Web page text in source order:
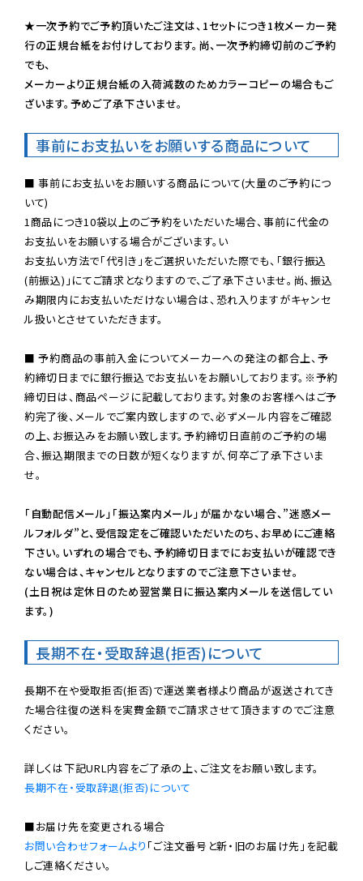
★一次予約でご予約頂いたご注文は、1セットにつき1枚メーカー発
行の正規台紙をお付けしております。尚、一次予約締切前のご予約
でも、
メーカーより正規台紙の入荷減数のためカラーコピーの場合もご
ざいます。予めご了承下さいませ。
事前にお支払いをお願いする商品について
■ 事前にお支払いをお願いする商品について(大量のご予約につ
いて)
1商品につき10袋以上のご予約をいただいた場合、事前に代金の
お支払いをお願いする場合がございます。い
お支払い方法で「代引き」をご選択いただいた際でも、「銀行振込
(前振込)」にてご請求となりますので、ご了承下さいませ。尚、振込
み期限内にお支払いただけない場合は、恐れ入りますがキャンセ
ル扱いとさせていただきます。
■ 予約商品の事前入金についてメーカーへの発注の都合上、予
約締切日までに銀行振込でお支払いをお願いしております。※予約
締切日は、商品ページに記載しております。対象のお客様へはご予
約完了後、メールでご案内致しますので、必ずメール内容をご確認
の上、お振込みをお願い致します。予約締切日直前のご予約の場
合、振込期限までの日数が短くなりますが、何卒ご了承下さいま
せ。
「自動配信メール」「振込案内メール」が届かない場合、”迷惑メー
ルフォルダ”と、受信設定をご確認いただいたのち、お早めにご連絡
下さい。いずれの場合でも、予約締切日までにお支払いが確認でき
ない場合は、キャンセルとなりますのでご注意下さいませ。
(土日祝は定休日のため翌営業日に振込案内メールを送信してい
ます。)
長期不在・受取辞退(拒否)について
長期不在や受取拒否(拒否)で運送業者様より商品が返送されてき
た場合往復の送料を実費金額でご請求させて頂きますのでご注意
ください。
長期不在・受取辞退(拒否)について
お問い合わせフォームより 「ご注文番号と新・旧のお届け先」を記載
しご連絡ください。